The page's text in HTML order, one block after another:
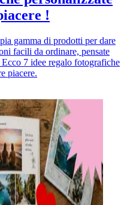
!
gamma di prodotti per dare
facili da ordinare, pensate
7 idee regalo fotografiche
piacere.